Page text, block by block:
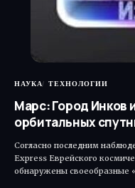
НАУКА ТЕХНОЛОГИИ
Марс: Город Инков
орбитальных
Согласно последним
Express Еврейского
обнаружены своеобразные